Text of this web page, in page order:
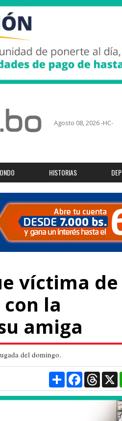
Agosto 08, 2026 -HC-
HISTORIAS
víctima de
la
amiga
del domingo.
CompartirFacebook